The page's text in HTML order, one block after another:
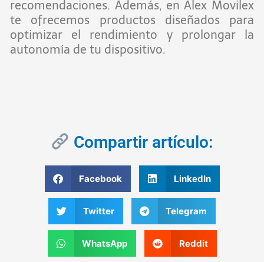
recomendaciones. Además, en Alex Movilex
te ofrecemos productos diseñados para
optimizar el rendimiento y prolongar la
autonomía de tu dispositivo.
Compartir artículo:
Facebook LinkedIn
Twitter Telegram
WhatsApp Reddit